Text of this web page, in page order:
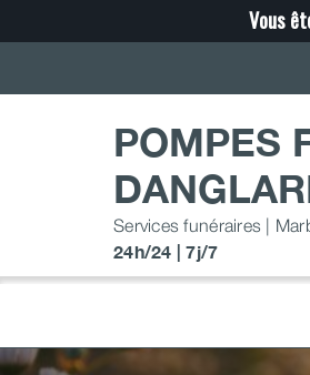
au
Vous
POMPES
Services funéraires |
24h/24 | 7j/7